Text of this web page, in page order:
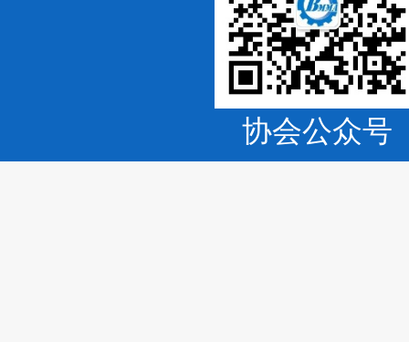
协会公众号